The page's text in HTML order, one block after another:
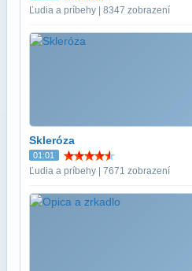
Ľudia a príbehy | 8347 zobrazení
Skleróza
01:01
Ľudia a príbehy | 7671 zobrazení